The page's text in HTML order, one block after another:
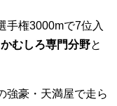
手権3000mで7位入
むしろ専門分野と
強豪・天満屋で走ら